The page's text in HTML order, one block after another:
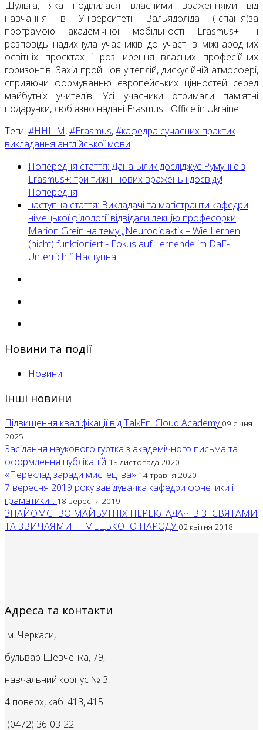
Шульга, яка поділилася власними враженнями від
навчання в Університеті Вальядоліда (Іспанія)за
програмою академічної мобільності Erasmus+. Її
розповідь надихнула учасників до участі в міжнародних
освітніх проєктах і розширення власних професійних
горизонтів. Захід пройшов у теплій, дискусійній атмосфері,
сприяючи формуванню європейських цінностей серед
майбутніх учителів. Усі учасники отримали пам'ятні
подарунки, люб'язно надані Erasmus+ Office in Ukraine!
Теги: #ННІ ІМ,#Erasmus,#кафедра сучасних практик
викладання англійської мови
Попередня стаття: Дана Білик досліджує Румунію з
Erasmus+: три тижні нових вражень і досвіду!
Попередня
наступна стаття: Викладачі та магістранти кафедри
німецької філології відвідали лекцію професорки
Marion Grein на тему „Neurodidaktik – Wie Lernen
(nicht) funktioniert - Fokus auf Lernende im DaF-
Unterricht“ Наступна
Новини та події
Новини
Інші новини
Підвищення кваліфікації від TalkEn. Cloud Academy 09 січня
2025
Засідання наукового гуртка з академічного письма та
оформлення публікацій 18 листопада 2020
«Переклад заради мистецтва» 14 травня 2020
7 вересня 2019 року завідувачка кафедри фонетики і
граматики... 18 вересня 2019
ЗНАЙОМСТВО МАЙБУТНІХ ПЕРЕКЛАДАЧІВ ЗІ СВЯТАМИ
ТА ЗВИЧАЯМИ НІМЕЦЬКОГО НАРОДУ 02 квітня 2018
Адреса та контакти
м. Черкаси,
бульвар Шевченка, 79,
навчальний корпус № 3,
4 поверх, каб. 413, 415
(0472) 36-03-22